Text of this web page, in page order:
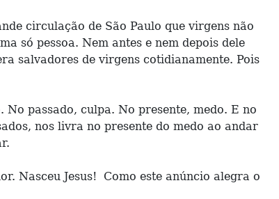
circulação de São Paulo que virgens não
só pessoa. Nem antes e nem depois dele
salvadores de virgens cotidianamente. Pois
passado, culpa. No presente, medo. E no
nos livra no presente do medo ao andar
Nasceu Jesus! Como este anúncio alegra o